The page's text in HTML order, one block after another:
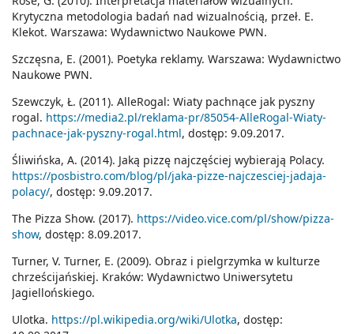
Krytyczna metodologia badań nad wizualnością, przeł. E.
Klekot. Warszawa: Wydawnictwo Naukowe PWN.
Szczęsna, E. (2001). Poetyka reklamy. Warszawa: Wydawnictwo
Naukowe PWN.
Szewczyk, Ł. (2011). AlleRogal: Wiaty pachnące jak pyszny
rogal. https://media2.pl/reklama-pr/85054-AlleRogal-Wiaty-
pachnace-jak-pyszny-rogal.html, dostęp: 9.09.2017.
Śliwińska, A. (2014). Jaką pizzę najczęściej wybierają Polacy.
https://posbistro.com/blog/pl/jaka-pizze-najczesciej-jadaja-
polacy/, dostęp: 9.09.2017.
The Pizza Show. (2017). https://video.vice.com/pl/show/pizza-
show, dostęp: 8.09.2017.
Turner, V. Turner, E. (2009). Obraz i pielgrzymka w kulturze
chrześcijańskiej. Kraków: Wydawnictwo Uniwersytetu
Jagiellońskiego.
Ulotka. https://pl.wikipedia.org/wiki/Ulotka, dostęp: